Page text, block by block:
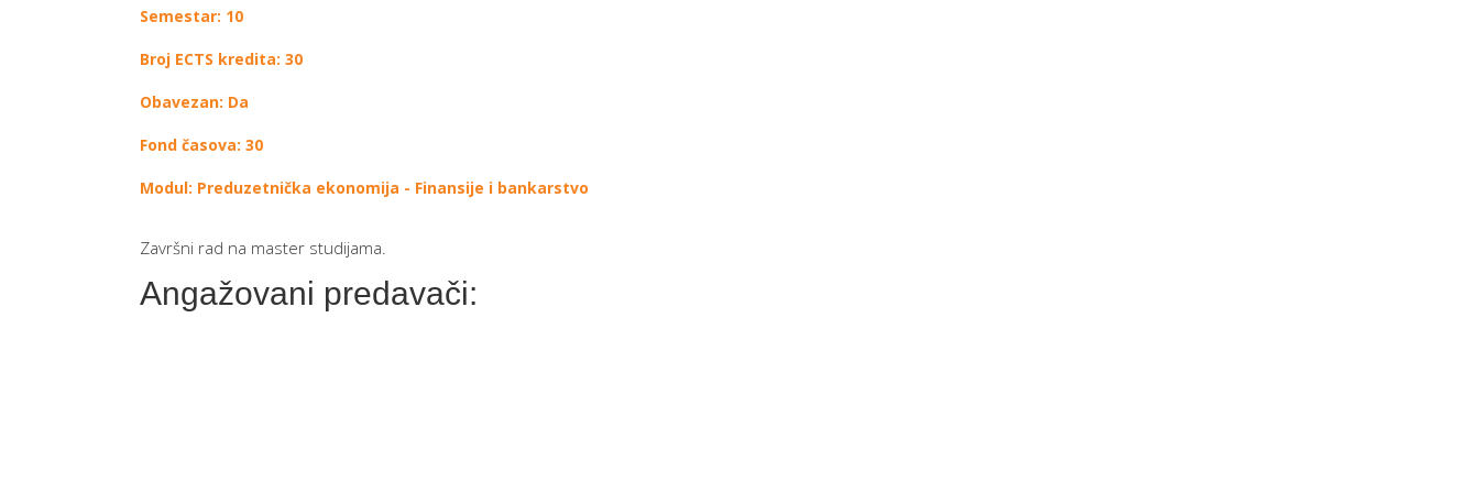
Semestar: 10
Broj ECTS kredita: 30
Obavezan: Da
Fond časova: 30
Modul: Preduzetnička ekonomija - Finansije i bankarstvo
Završni rad na master studijama.
Angažovani predavači: